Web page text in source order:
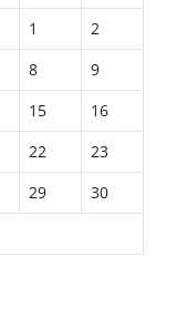
1
2
8
9
15
16
22
23
29
30